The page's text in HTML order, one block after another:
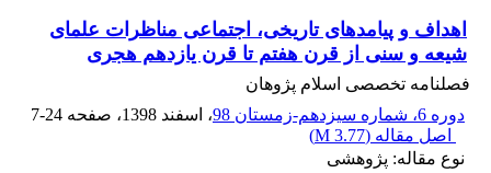
اهداف و پیامدهای تاریخی، اجتماعی مناظرات علمای
شیعه و سنی از قرن هفتم تا قرن یازدهم هجری
فصلنامه تخصصی اسلام پژوهان
دوره 6، شماره سیزدهم-زمستان 98
، اسفند 1398 ، صفحه 7-24
اصل مقاله (3.77 M
)
نوع مقاله: پژوهشی